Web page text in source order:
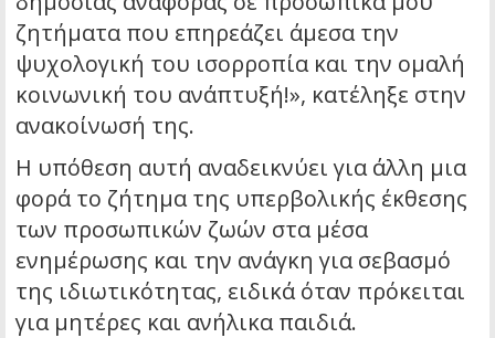
ζητήματα που επηρεάζει άμεσα την
ψυχολογική του ισορροπία και την ομαλή
κοινωνική του ανάπτυξή!», κατέληξε στην
ανακοίνωσή της.
Η υπόθεση αυτή αναδεικνύει για άλλη μια
φορά το ζήτημα της υπερβολικής έκθεσης
των προσωπικών ζωών στα μέσα
ενημέρωσης και την ανάγκη για σεβασμό
της ιδιωτικότητας, ειδικά όταν πρόκειται
για μητέρες και ανήλικα παιδιά.